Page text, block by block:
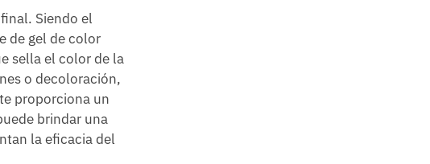
Siendo el
de gel de color
sella el color de la
o decoloración,
proporciona un
brindar una
la eficacia del